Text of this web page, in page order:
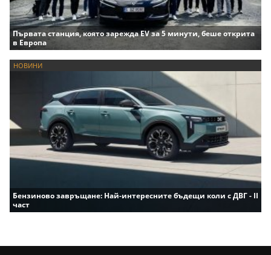
Първата станция, която зарежда EV за 5 минути, беше открита
в Европа
НОВИНИ
Бензиново завръщане: Най-интересните бъдещи коли с ДВГ - II
част